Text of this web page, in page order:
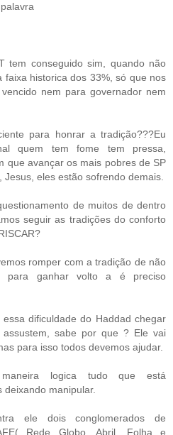
tem conseguido sim, quando não
faixa historica dos 33%, só que nos
nem para governador nem
para honrar a tradição???Eu
quem tem fome tem pressa,
que avançar os mais pobres de SP
eles estão sofrendo demais.
de muitos de dentro
seguir as tradições do conforto
romper com a tradição de não
para ganhar volto a é preciso
dificuldade do Haddad chegar
sabe por que ? Ele vai
para isso todos devemos ajudar.
logica tudo que está
manipular.
ele dois conglomerados de
Rede Globo, Abril, Folha e